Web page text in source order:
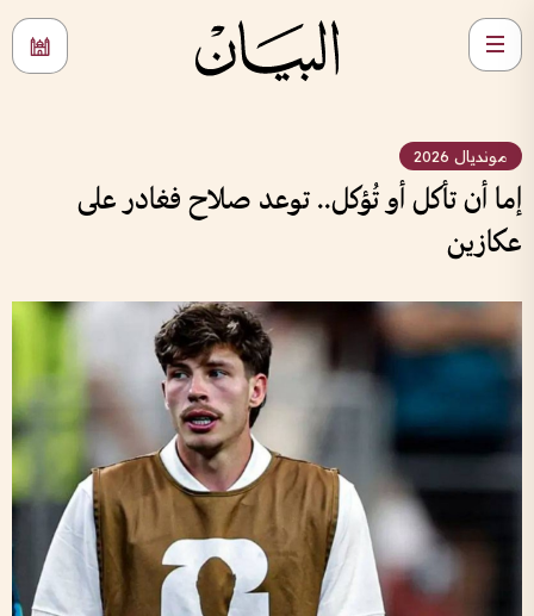
مونديال 2026
إما أن تأكل أو تُؤكل.. توعد صلاح فغادر على
عكازين